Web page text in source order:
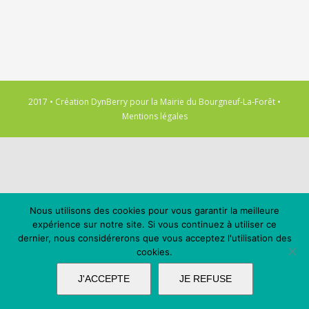
2017 • Création DynBerry pour la Mairie du Bourgneuf-La-Forêt •
Mentions légales
Nous utilisons des cookies pour vous garantir la meilleure
expérience sur notre site. Si vous continuez à utiliser ce
dernier, nous considérerons que vous acceptez l'utilisation des
cookies.
J'ACCEPTE JE REFUSE